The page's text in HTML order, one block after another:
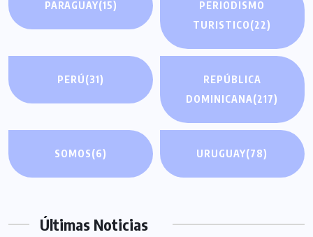
PARAGUAY(15)
PERIODISMO
TURISTICO(22)
PERÚ(31)
REPÚBLICA
DOMINICANA(217)
SOMOS(6) URUGUAY(78)
Últimas Noticias